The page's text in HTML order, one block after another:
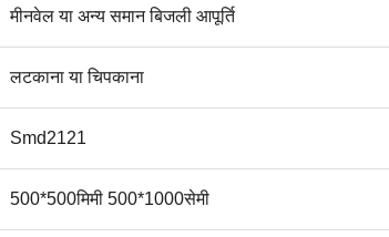
मीनवेल या अन्य समान बिजली आपूर्ति
लटकाना या चिपकाना
Smd2121
500*500मिमी 500*1000सेमी